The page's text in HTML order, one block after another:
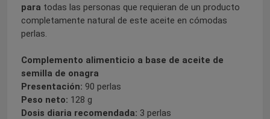
para todas las personas que requieran de un producto
completamente natural de este aceite en cómodas
perlas.
Complemento alimenticio a base de aceite de
semilla de onagra
Presentación: 90 perlas
Peso neto: 128 g
Dosis diaria recomendada: 3 perlas